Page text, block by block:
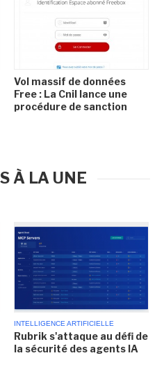
Vol massif de données
Free : La Cnil lance une
procédure de sanction
À LA UNE
INTELLIGENCE ARTIFICIELLE
Rubrik s'attaque au défi de
la sécurité des agents IA